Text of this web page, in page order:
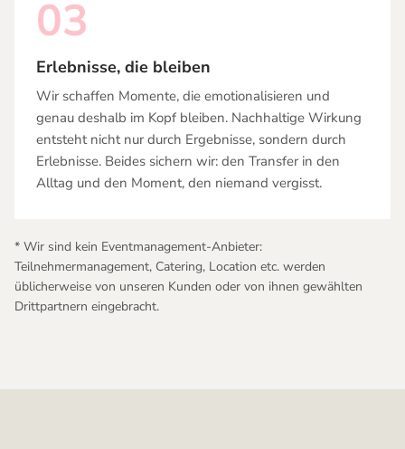
03
Erlebnisse, die bleiben
Wir schaffen Momente, die emotionalisieren und
genau deshalb im Kopf bleiben. Nachhaltige Wirkung
entsteht nicht nur durch Ergebnisse, sondern durch
Erlebnisse. Beides sichern wir: den Transfer in den
Alltag und den Moment, den niemand vergisst.
* Wir sind kein Eventmanagement-Anbieter:
Teilnehmermanagement, Catering, Location etc. werden
üblicherweise von unseren Kunden oder von ihnen gewählten
Drittpartnern eingebracht.